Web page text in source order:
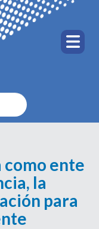
como ente
la
para